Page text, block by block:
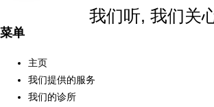
我们听, 我们关
菜单
主页
我们提供的服务
我们的诊所